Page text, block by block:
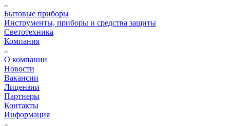
Бытовые приборы
Инструменты, приборы и средства защиты
Светотехника
Компания
О компании
Новости
Вакансии
Лицензии
Партнеры
Контакты
Информация